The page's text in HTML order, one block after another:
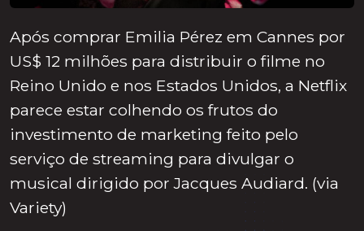
Após comprar Emilia Pérez em Cannes por
US$ 12 milhões para distribuir o filme no
Reino Unido e nos Estados Unidos, a Netflix
parece estar colhendo os frutos do
investimento de marketing feito pelo
serviço de streaming para divulgar o
musical dirigido por Jacques Audiard. (via
Variety)